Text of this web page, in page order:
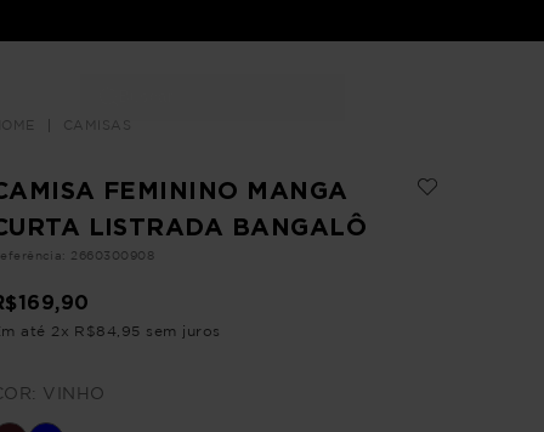
CAMISAS
FEMININO MANGA
LISTRADA BANGALÔ
: 2660300908
169,90
até 2 x R$84 95 sem juros
VINHO